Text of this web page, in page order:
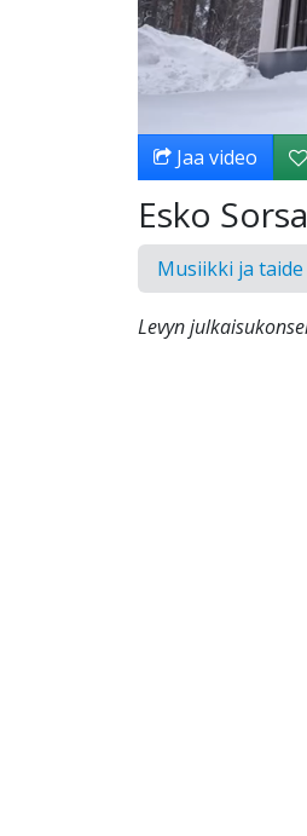
Jaa video
Esko
Musiikki ja taide
Levyn